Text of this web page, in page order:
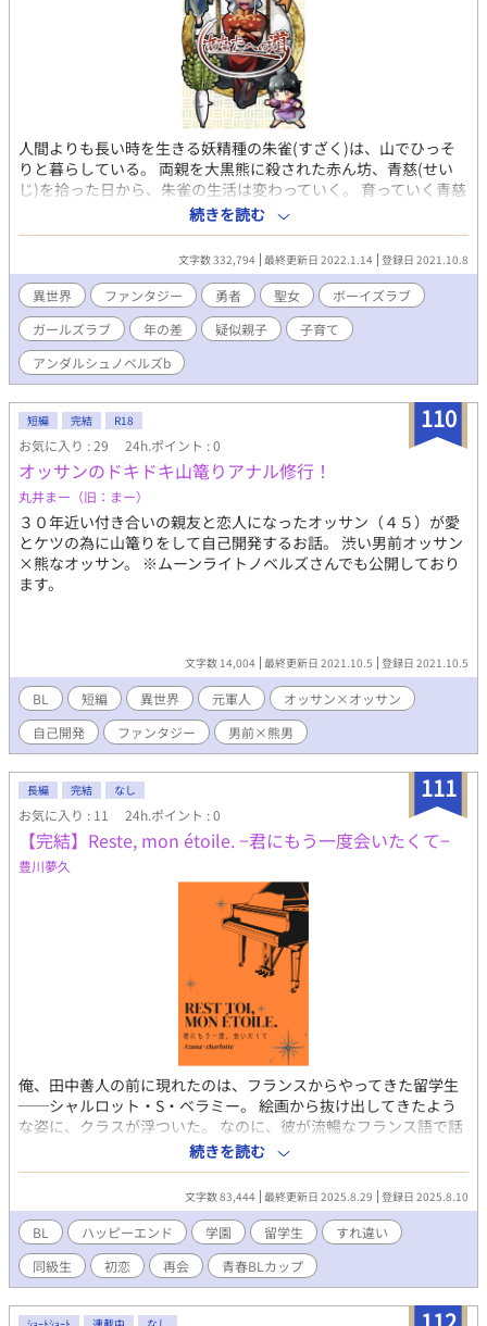
人間よりも長い時を生きる妖精種の朱雀(すざく)は、山でひっそ
りと暮らしている。 両親を大黒熊に殺された赤ん坊、青慈(せい
じ)を拾った日から、朱雀の生活は変わっていく。 育っていく青慈
と、生活に加わる女性たち。 そこに赤ん坊の紫音(しおん)も加わ
った。 青慈は勇者、紫音は聖女と判明して、朱雀は魔王から二人
を守るために努力する。 これは、小さな青慈が朱雀の心を掴むま
での、あなたへの道。 魔王は軽く倒しつつ……。 ※一章で魔王は
倒します。 ※三章から恋愛パートです。
続きを読む
文字数 332,794 最終更新日 2022.1.14 登録日 2021.10.8
異世界 ファンタジー 勇者 聖女
ボーイズラブ
ガールズラブ
年の差 疑似親子
子育て
アンダルシュノベルズb
110
短編 完結 R18
お気に入り : 29 24h.ポイント : 0
オッサンのドキドキ山篭りアナル修行！
丸井まー（旧：まー）
３０年近い付き合いの親友と恋人になったオッサン（４５）が愛
とケツの為に山篭りをして自己開発するお話。 渋い男前オッサン
×熊なオッサン。 ※ムーンライトノベルズさんでも公開しており
ます。
文字数 14,004 最終更新日 2021.10.5 登録日 2021.10.5
BL 短編 異世界 元軍人
オッサン×オッサン
自己開発
ファンタジー 男前×熊男
111
長編 完結 なし
お気に入り : 11 24h.ポイント : 0
【完結】Reste, mon étoile. −君にもう一度会いたくて−
豊川夢久
俺、田中善人の前に現れたのは、フランスからやってきた留学生
──シャルロット・S・ベラミー。 絵画から抜け出してきたよう
な姿に、クラスが浮ついた。 なのに、彼が流暢なフランス語で話
しかけた相手は、クラスでも孤立気味の“大柄な熊”こと東雲梓
真。 初対面とは思えない距離感で近づくシャルロットと、あから
さまに面倒そうに返す東雲。 同じクラスで過ごすうち、二人の間
には何か過去があるのでは……と俺は感じ始める。 笑顔の裏に隠
された来日の理由。 触れられたくない東雲の過去。 そして、たっ
た一つの旋律が二人を再び引き寄せていく──。
続きを読む
文字数 83,444 最終更新日 2025.8.29 登録日 2025.8.10
BL ハッピーエンド 学園 留学生
すれ違い
同級生
初恋 再会 青春BLカップ​